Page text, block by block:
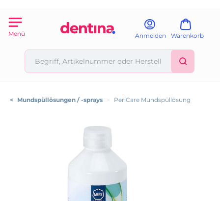
Menü Anmelden Warenkorb
< Mundspüllösungen / -sprays > PeriCare Mundspüllösung